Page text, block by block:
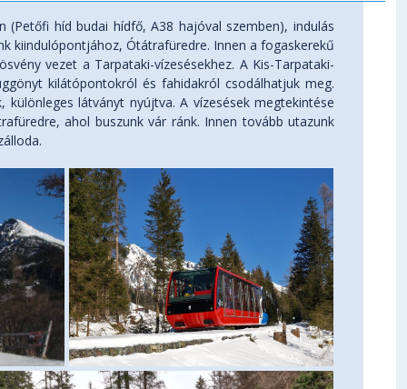
(Petőfi híd budai hídfő, A38 hajóval szemben), indulás
kiindulópontjához, Ótátrafüredre. Innen a fogaskerekű
vezet a Tarpataki-vízesésekhez. A Kis-Tarpataki-
kilátópontokról és fahidakról csodálhatjuk meg.
látványt nyújtva. A vízesések megtekintése
ahol buszunk vár ránk. Innen tovább utazunk